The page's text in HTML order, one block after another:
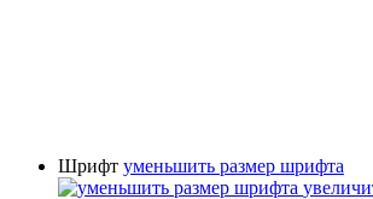
Шрифт уменьшить размер шрифта